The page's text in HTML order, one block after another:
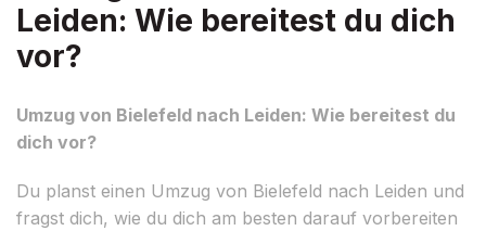
Leiden: Wie bereitest du dich
vor?
Umzug von Bielefeld nach Leiden: Wie bereitest du
dich vor?
Du planst einen Umzug von Bielefeld nach Leiden und
fragst dich, wie du dich am besten darauf vorbereiten